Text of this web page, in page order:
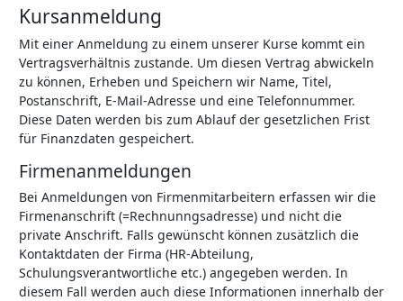
Kursanmeldung
Mit einer Anmeldung zu einem unserer Kurse kommt ein
Vertragsverhältnis zustande. Um diesen Vertrag abwickeln
zu können, Erheben und Speichern wir Name, Titel,
Postanschrift, E-Mail-Adresse und eine Telefonnummer.
Diese Daten werden bis zum Ablauf der gesetzlichen Frist
für Finanzdaten gespeichert.
Firmenanmeldungen
Bei Anmeldungen von Firmenmitarbeitern erfassen wir die
Firmenanschrift (=Rechnunngsadresse) und nicht die
private Anschrift. Falls gewünscht können zusätzlich die
Kontaktdaten der Firma (HR-Abteilung,
Schulungsverantwortliche etc.) angegeben werden. In
diesem Fall werden auch diese Informationen innerhalb der